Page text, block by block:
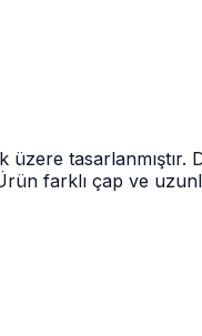
farklı çap ve